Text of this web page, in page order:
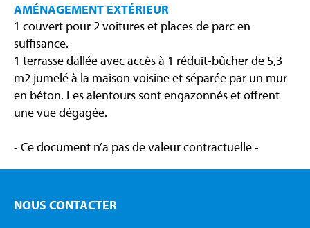
AMÉNAGEMENT EXTÉRIEUR
1 couvert pour 2 voitures et places de parc en
suffisance.
1 terrasse dallée avec accès à 1 réduit-bûcher de 5,3
m2 jumelé à la maison voisine et séparée par un mur
en béton. Les alentours sont engazonnés et offrent
une vue dégagée.
- Ce document n’a pas de valeur contractuelle -
NOUS CONTACTER